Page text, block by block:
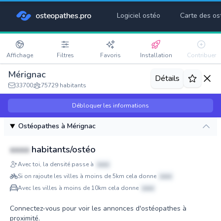
osteopathes.pro Logiciel ostéo Carte des
Affichage Filtres Favoris Installation Contribuer
Mérignac
33700 75729 habitants
Détails
Débloquer les informations
Ostéopathes à Mérignac
xxxx habitants/ostéo
Avec toi, la densité passe à
xxxx
Si on rajoute les villes à moins de 5km cela donne
xxxx
Avec les villes à moins de 10km cela donne
xxxx
Connectez-vous pour voir les annonces d'ostéopathes à
proximité.